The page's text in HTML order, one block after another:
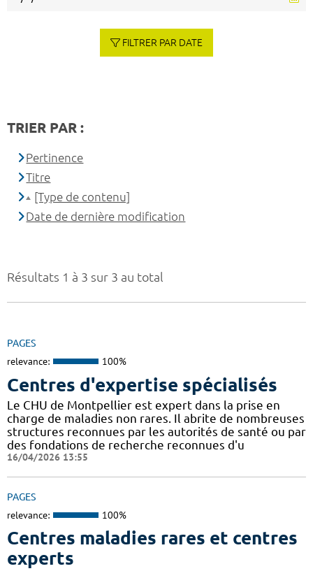
Résultats 1 à 3 sur 3 au total
PAGES
relevance: 100%
Centres d'expertise spécialisés
Le CHU de Montpellier est expert dans la prise en
charge de maladies non rares. Il abrite de nombreuses
structures reconnues par les autorités de santé ou par
des fondations de recherche reconnues d'u
16/04/2026 13:55
PAGES
relevance: 100%
Centres maladies rares et centres
experts
FILTRER PAR DATE
TRIER PAR :
Pertinence
Titre
[Type de contenu]
Date de dernière modification